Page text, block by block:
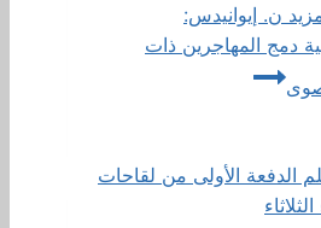
ن. إيوانيدس:
دمج المهاجرين ذات